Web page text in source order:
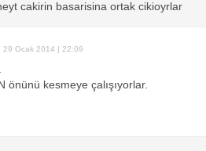
cakirin basarisina ortak cikioyrlar
29 Ocak 2014 | 22:09
önünü kesmeye çalışıyorlar.